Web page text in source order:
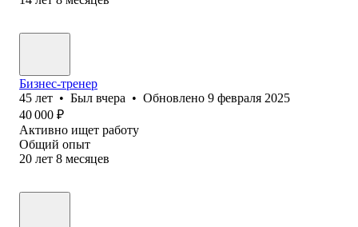
Бизнес-тренер
45 лет • Был вчера • Обновлено 9 февраля 2025
40 000 ₽
Активно ищет работу
Общий опыт
20 лет 8 месяцев